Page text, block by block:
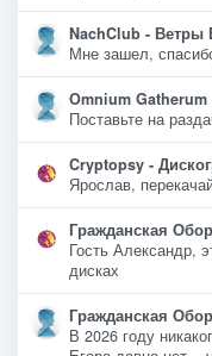
NachClub - Ветры
Мне зашел,
Omnium Gatherum
Поставьте на
Cryptopsy -
Ярослав,
Гражданская
Гость Александр,
дисках
Гражданская
В 2026 году